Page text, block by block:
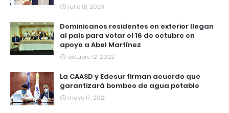
julio 18, 2023
Dominicanos residentes en exterior llegan
al país para votar el 16 de octubre en
apoyo a Abel Martínez
octubre 12, 2022
La CAASD y Edesur firman acuerdo que
garantizará bombeo de agua potable
mayo 17, 2021